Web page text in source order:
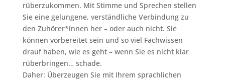
rüberzukommen. Mit Stimme und Sprechen stellen
Sie eine gelungene, verständliche Verbindung zu
den Zuhörer*innen her – oder auch nicht. Sie
können vorbereitet sein und so viel Fachwissen
drauf haben, wie es geht – wenn Sie es nicht klar
rüberbringen… schade.
Daher: Überzeugen Sie mit Ihrem sprachlichen